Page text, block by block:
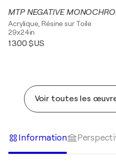
Acrylique, Résine sur Toile
29x24in
1 300 $US
Voir toutes les
Information